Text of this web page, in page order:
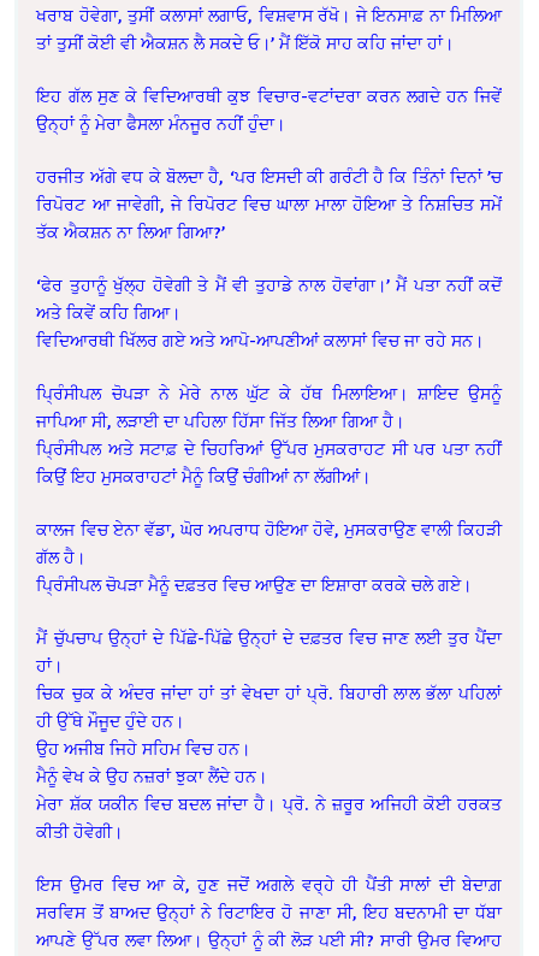
ਖਰਾਬ ਹੋਵੇਗਾ, ਤੁਸੀਂ ਕਲਾਸਾਂ ਲਗਾਓ, ਵਿਸ਼ਵਾਸ ਰੱਖੋ। ਜੇ ਇਨਸਾਫ਼ ਨਾ ਮਿਲਿਆ
ਤਾਂ ਤੁਸੀਂ ਕੋਈ ਵੀ ਐਕਸ਼ਨ ਲੈ ਸਕਦੇ ਓ।’ ਮੈਂ ਇੱਕੋ ਸਾਹ ਕਹਿ ਜਾਂਦਾ ਹਾਂ।
ਇਹ ਗੱਲ ਸੁਣ ਕੇ ਵਿਦਿਆਰਥੀ ਕੁਝ ਵਿਚਾਰ-ਵਟਾਂਦਰਾ ਕਰਨ ਲਗਦੇ ਹਨ ਜਿਵੇਂ
ਉਨ੍ਹਾਂ ਨੂੰ ਮੇਰਾ ਫੈਸਲਾ ਮੰਨਜੂਰ ਨਹੀਂ ਹੁੰਦਾ।
ਹਰਜੀਤ ਅੱਗੇ ਵਧ ਕੇ ਬੋਲਦਾ ਹੈ, ‘ਪਰ ਇਸਦੀ ਕੀ ਗਰੰਟੀ ਹੈ ਕਿ ਤਿੰਨਾਂ ਦਿਨਾਂ ’ਚ
ਰਿਪੋਰਟ ਆ ਜਾਵੇਗੀ, ਜੇ ਰਿਪੋਰਟ ਵਿਚ ਘਾਲਾ ਮਾਲਾ ਹੋਇਆ ਤੇ ਨਿਸ਼ਚਿਤ ਸਮੇਂ
ਤੱਕ ਐਕਸ਼ਨ ਨਾ ਲਿਆ ਗਿਆ?’
‘ਫੇਰ ਤੁਹਾਨੂੰ ਖੁੱਲ੍ਹ ਹੋਵੇਗੀ ਤੇ ਮੈਂ ਵੀ ਤੁਹਾਡੇ ਨਾਲ ਹੋਵਾਂਗਾ।’ ਮੈਂ ਪਤਾ ਨਹੀਂ ਕਦੋਂ
ਅਤੇ ਕਿਵੇਂ ਕਹਿ ਗਿਆ।
ਵਿਦਿਆਰਥੀ ਖਿੱਲਰ ਗਏ ਅਤੇ ਆਪੋ-ਆਪਣੀਆਂ ਕਲਾਸਾਂ ਵਿਚ ਜਾ ਰਹੇ ਸਨ।
ਪ੍ਰਿੰਸੀਪਲ ਚੋਪੜਾ ਨੇ ਮੇਰੇ ਨਾਲ ਘੁੱਟ ਕੇ ਹੱਥ ਮਿਲਾਇਆ। ਸ਼ਾਇਦ ਉਸਨੂੰ
ਜਾਪਿਆ ਸੀ, ਲੜਾਈ ਦਾ ਪਹਿਲਾ ਹਿੱਸਾ ਜਿੱਤ ਲਿਆ ਗਿਆ ਹੈ।
ਪ੍ਰਿੰਸੀਪਲ ਅਤੇ ਸਟਾਫ਼ ਦੇ ਚਿਹਰਿਆਂ ਉੱਪਰ ਮੁਸਕਰਾਹਟ ਸੀ ਪਰ ਪਤਾ ਨਹੀਂ
ਕਿਉਂ ਇਹ ਮੁਸਕਰਾਹਟਾਂ ਮੈਨੂੰ ਕਿਉਂ ਚੰਗੀਆਂ ਨਾ ਲੱਗੀਆਂ।
ਕਾਲਜ ਵਿਚ ਏਨਾ ਵੱਡਾ, ਘੋਰ ਅਪਰਾਧ ਹੋਇਆ ਹੋਵੇ, ਮੁਸਕਰਾਉਣ ਵਾਲੀ ਕਿਹੜੀ
ਗੱਲ ਹੈ।
ਪ੍ਰਿੰਸੀਪਲ ਚੋਪੜਾ ਮੈਨੂੰ ਦਫ਼ਤਰ ਵਿਚ ਆਉਣ ਦਾ ਇਸ਼ਾਰਾ ਕਰਕੇ ਚਲੇ ਗਏ।
ਮੈਂ ਚੁੱਪਚਾਪ ਉਨ੍ਹਾਂ ਦੇ ਪਿੱਛੇ-ਪਿੱਛੇ ਉਨ੍ਹਾਂ ਦੇ ਦਫ਼ਤਰ ਵਿਚ ਜਾਣ ਲਈ ਤੁਰ ਪੈਂਦਾ
ਹਾਂ।
ਚਿਕ ਚੁਕ ਕੇ ਅੰਦਰ ਜਾਂਦਾ ਹਾਂ ਤਾਂ ਵੇਖਦਾ ਹਾਂ ਪ੍ਰੋ. ਬਿਹਾਰੀ ਲਾਲ ਭੱਲਾ ਪਹਿਲਾਂ
ਹੀ ਉੱਥੇ ਮੌਜੂਦ ਹੁੰਦੇ ਹਨ।
ਉਹ ਅਜੀਬ ਜਿਹੇ ਸਹਿਮ ਵਿਚ ਹਨ।
ਮੈਨੂੰ ਵੇਖ ਕੇ ਉਹ ਨਜ਼ਰਾਂ ਝੁਕਾ ਲੈਂਦੇ ਹਨ।
ਮੇਰਾ ਸ਼ੱਕ ਯਕੀਨ ਵਿਚ ਬਦਲ ਜਾਂਦਾ ਹੈ। ਪ੍ਰੋ. ਨੇ ਜ਼ਰੂਰ ਅਜਿਹੀ ਕੋਈ ਹਰਕਤ
ਕੀਤੀ ਹੋਵੇਗੀ।
ਇਸ ਉਮਰ ਵਿਚ ਆ ਕੇ, ਹੁਣ ਜਦੋਂ ਅਗਲੇ ਵਰ੍ਹੇ ਹੀ ਪੈਂਤੀ ਸਾਲਾਂ ਦੀ ਬੇਦਾਗ਼
ਸਰਵਿਸ ਤੋਂ ਬਾਅਦ ਉਨ੍ਹਾਂ ਨੇ ਰਿਟਾਇਰ ਹੋ ਜਾਣਾ ਸੀ, ਇਹ ਬਦਨਾਮੀ ਦਾ ਧੱਬਾ
ਆਪਣੇ ਉੱਪਰ ਲਵਾ ਲਿਆ। ਉਨ੍ਹਾਂ ਨੂੰ ਕੀ ਲੋੜ ਪਈ ਸੀ? ਸਾਰੀ ਉਮਰ ਵਿਆਹ